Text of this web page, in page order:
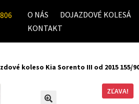
O NÁS DOJAZDOVÉ KOLESÁ
KONTAKT
koleso Kia Sorento III od 2015 155/
ZĽAVA!